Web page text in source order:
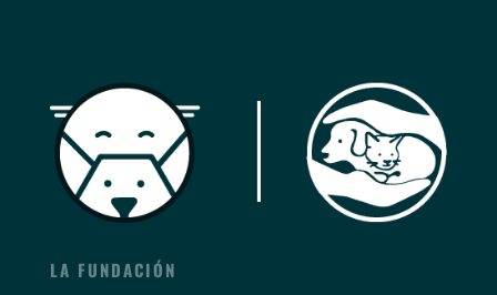
LA FUNDACIÓN